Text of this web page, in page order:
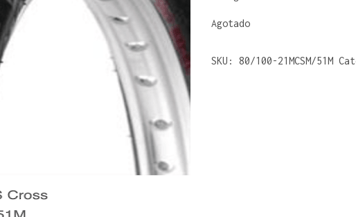
Agotado
SKU: 80/100-21MCSM/51M